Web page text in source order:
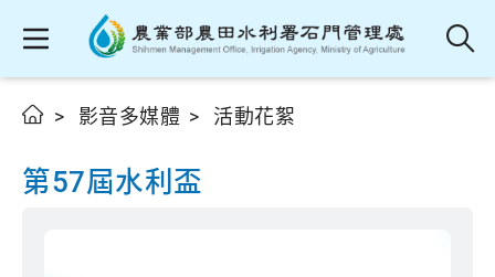
影音多媒體 活動花絮
第57屆水利盃